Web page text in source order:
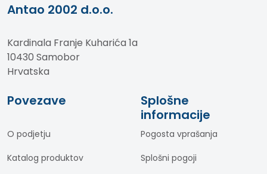
Antao 2002 d.o.o.
Kardinala Franje Kuharića 1a
10430 Samobor
Hrvatska
Povezave
O podjetju
Katalog produktov
Splošne
informacije
Pogosta vprašanja
Splošni pogoji